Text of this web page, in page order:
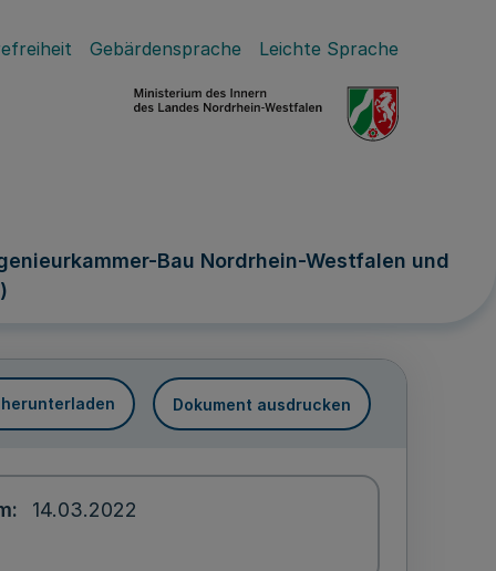
Gebärdensprache Leichte Sprache
Bau Nordrhein-Westfalen und
herunterladen Dokument ausdrucken
14.03.2022